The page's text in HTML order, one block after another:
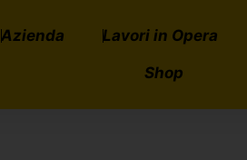
Azienda Lavori in Opera
Shop